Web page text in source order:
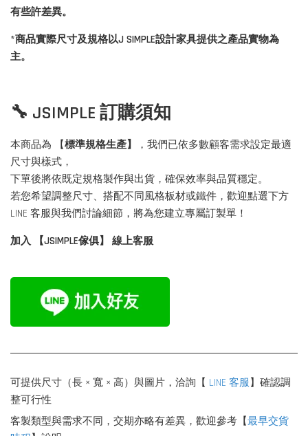
有些許差異。
*商品實際尺寸及規格以J SIMPLE設計家具提供之產品實物為
主。
🔧 JSIMPLE 訂購須知
本商品為 【標準規格生產】
，我們已依多數顧客需求設定最適
尺寸與樣式，
下單後將依既定規格製作與出貨，確保效率與品質穩定。
若您希望調整尺寸、搭配不同風格板材或鐵件，歡迎點選下方
LINE 客服與我們討論細節，將為您建立專屬訂製單！
加入 【JSIMPLE傢俱】 線上客服
可提供尺寸（長 × 寬 × 高）與圖片，洽詢【 LINE 客服】確認調
整可行性
客製類型與需求不同，交期亦略有差異，歡迎參考【最早交貨